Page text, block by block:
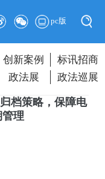
pc版
创新案例
标讯招商
政法展 政法巡展
档策略，保障电
理